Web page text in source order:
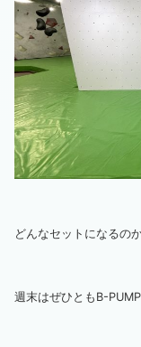
どんなセットになるの
週末はぜひともB-